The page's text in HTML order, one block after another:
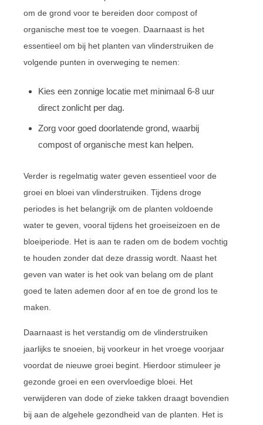
om de grond voor te bereiden door compost of
organische mest toe te voegen. Daarnaast is het
essentieel om bij het planten van vlinderstruiken de
volgende punten in overweging te nemen:
Kies een zonnige locatie met minimaal 6-8 uur
direct zonlicht per dag.
Zorg voor goed doorlatende grond, waarbij
compost of organische mest kan helpen.
Verder is regelmatig water geven essentieel voor de
groei en bloei van vlinderstruiken. Tijdens droge
periodes is het belangrijk om de planten voldoende
water te geven, vooral tijdens het groeiseizoen en de
bloeiperiode. Het is aan te raden om de bodem vochtig
te houden zonder dat deze drassig wordt. Naast het
geven van water is het ook van belang om de plant
goed te laten ademen door af en toe de grond los te
maken.
Daarnaast is het verstandig om de vlinderstruiken
jaarlijks te snoeien, bij voorkeur in het vroege voorjaar
voordat de nieuwe groei begint. Hierdoor stimuleer je
gezonde groei en een overvloedige bloei. Het
verwijderen van dode of zieke takken draagt bovendien
bij aan de algehele gezondheid van de planten. Het is